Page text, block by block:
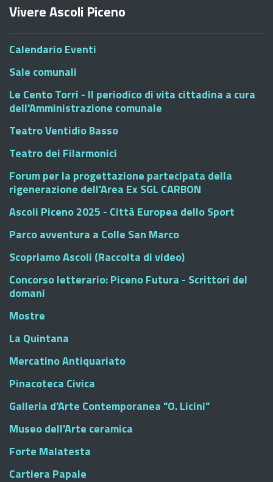
Vivere Ascoli Piceno
Calendario Eventi
Sale comunali
Le Cento Torri - Il periodico di vita cittadina a cura
dell'Amministrazione comunale
Teatro Ventidio Basso
Teatro dei Filarmonici
Forum per la progettazione partecipata della
rigenerazione dell'Area Ex SGL CARBON
Ascoli Piceno 2025 - Città Europea dello Sport
Parco avventura a Colle San Marco
Scopriamo Ascoli (Raccolta di video)
Concorso letterario: Piceno Futura - Scrittori del
domani
Mostre
La Quintana
Mercatino Antiquariato
Pinacoteca Civica
Galleria d'Arte Contemporanea "O. Licini"
Museo dell'Arte ceramica
Forte Malatesta
Cartiera Papale